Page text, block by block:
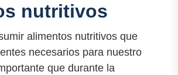
nutritivos
alimentos nutritivos que
necesarios para nuestro
que durante la